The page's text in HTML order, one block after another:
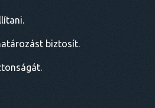
biztosít.